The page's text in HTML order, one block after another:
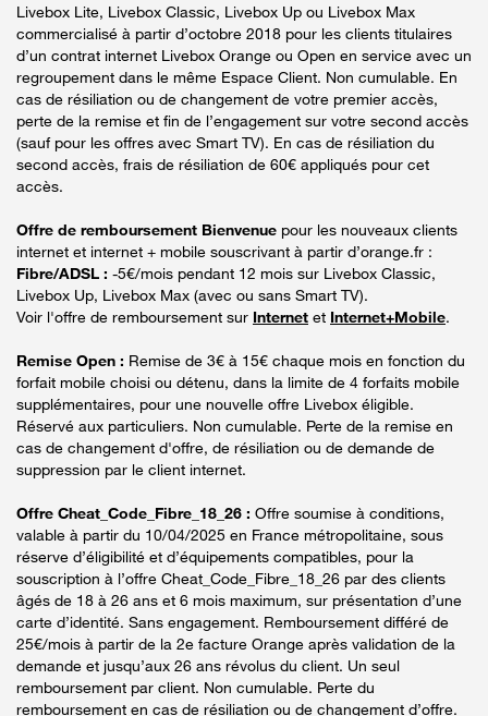
Livebox Lite, Livebox Classic, Livebox Up ou Livebox Max
commercialisé à partir d’octobre 2018 pour les clients titulaires
d’un contrat internet Livebox Orange ou Open en service avec un
regroupement dans le même Espace Client. Non cumulable. En
cas de résiliation ou de changement de votre premier accès,
perte de la remise et fin de l’engagement sur votre second accès
(sauf pour les offres avec Smart TV). En cas de résiliation du
second accès, frais de résiliation de 60€ appliqués pour cet
accès.
Offre de remboursement Bienvenue pour les nouveaux clients
internet et internet + mobile souscrivant à partir d’orange.fr :
Fibre/ADSL : -5€/mois pendant 12 mois sur Livebox Classic,
Livebox Up, Livebox Max (avec ou sans Smart TV).
Voir l'offre de remboursement sur Internet et Internet+Mobile.
Remise Open : Remise de 3€ à 15€ chaque mois en fonction du
forfait mobile choisi ou détenu, dans la limite de 4 forfaits mobile
supplémentaires, pour une nouvelle offre Livebox éligible.
Réservé aux particuliers. Non cumulable. Perte de la remise en
cas de changement d'offre, de résiliation ou de demande de
suppression par le client internet.
Offre Cheat_Code_Fibre_18_26 : Offre soumise à conditions,
valable à partir du 10/04/2025 en France métropolitaine, sous
réserve d’éligibilité et d’équipements compatibles, pour la
souscription à l’offre Cheat_Code_Fibre_18_26 par des clients
âgés de 18 à 26 ans et 6 mois maximum, sur présentation d’une
carte d’identité. Sans engagement. Remboursement différé de
25€/mois à partir de la 2e facture Orange après validation de la
demande et jusqu’aux 26 ans révolus du client. Un seul
remboursement par client. Non cumulable. Perte du
remboursement en cas de résiliation ou de changement d’offre.